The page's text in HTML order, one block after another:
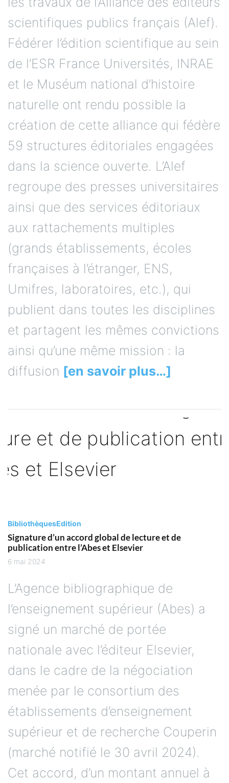
scientifiques publics français (Alef).
Fédérer l’édition scientifique au sein
de l’ESR France Universités, INRAE
et le Muséum national d’histoire
naturelle ont rendu possible la
création de cette alliance qui fédère
59 structures éditoriales engagées
dans la science ouverte. L’Alef
regroupe des presses universitaires
ainsi que des services éditoriaux
aux rattachements multiples
(grands établissements, écoles
françaises à l’étranger, ENS,
Umifres, laboratoires, etc.), qui
publient dans toutes les disciplines
et partagent les mêmes convictions
ainsi qu’une même mission : la
diffusion [en savoir plus…]
BibliothèquesEdition
Signature d’un accord global de lecture et de
publication entre l’Abes et Elsevier
6 mai 2024
L’Agence bibliographique de
l’enseignement supérieur (Abes) a
signé un marché de portée
nationale avec l’éditeur Elsevier,
dans le cadre de la négociation
menée par le consortium des
établissements d’enseignement
supérieur et de recherche Couperin
(marché notifié le 30 avril 2024).
Cet accord, d’un montant annuel à